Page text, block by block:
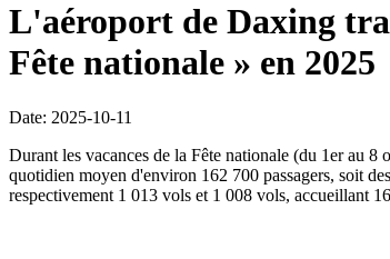
L'aéroport de Daxing
Fête nationale » en 2025
Date: 2025-10-11
Durant les vacances de la Fête nationale (du 1er au
quotidien moyen d'environ 162 700 passagers, soit
respectivement 1 013 vols et 1 008 vols, accueillant